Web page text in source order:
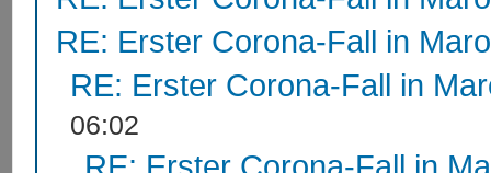
RE: Erster Corona-Fall in
RE: Erster Corona-Fall in
06:02